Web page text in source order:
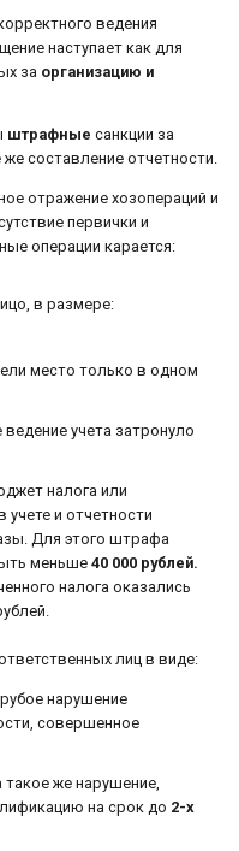
ведения
наступает как для
за организацию и
штрафные санкции за
составление отчетности.
отражение хозопераций и
первички и
операции карается:
в размере:
место только в одном
учета затронуло
налога или
и отчетности
Для этого штрафа
меньше 40 000 рублей.
налога оказались
лиц в виде:
нарушение
совершенное
же нарушение,
на срок до 2-х